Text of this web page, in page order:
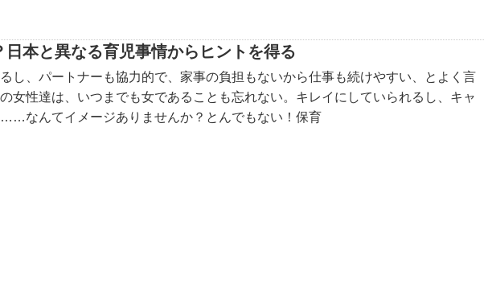
本と異なる育児事情からヒントを得る
し、パートナーも協力的で、家事の負担もないから仕事も続けやすい、とよく言
女性達は、いつまでも女であることも忘れない。キレイにしていられるし、キャ
なんてイメージありませんか？とんでもない！保育